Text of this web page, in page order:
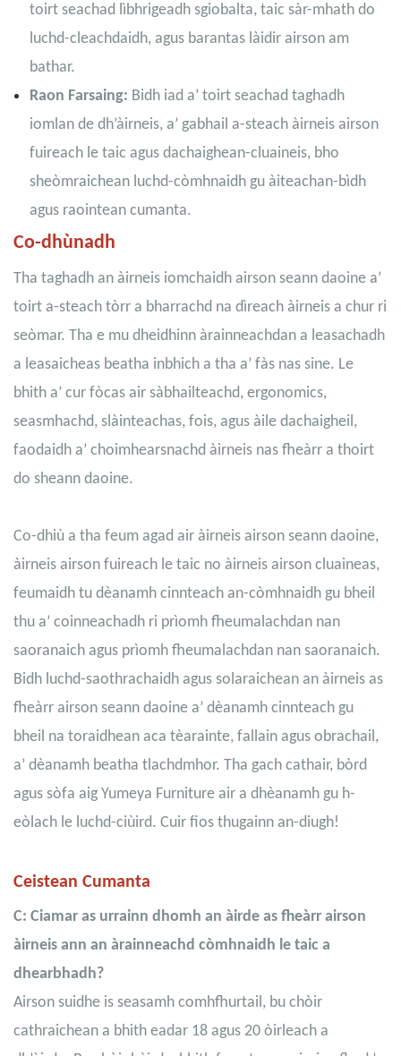
toirt seachad lìbhrigeadh sgiobalta, taic sàr-mhath do
luchd-cleachdaidh, agus barantas làidir airson am
bathar.
Raon Farsaing: Bidh iad a’ toirt seachad taghadh
iomlan de dh’àirneis, a’ gabhail a-steach àirneis airson
fuireach le taic agus dachaighean-cluaineis, bho
sheòmraichean luchd-còmhnaidh gu àiteachan-bìdh
agus raointean cumanta.
Co-dhùnadh
Tha taghadh an àirneis iomchaidh airson seann daoine a’
toirt a-steach tòrr a bharrachd na dìreach àirneis a chur ri
seòmar. Tha e mu dheidhinn àrainneachdan a leasachadh
a leasaicheas beatha inbhich a tha a’ fàs nas sine. Le
bhith a’ cur fòcas air sàbhailteachd, ergonomics,
seasmhachd, slàinteachas, fois, agus àile dachaigheil,
faodaidh a’ choimhearsnachd àirneis nas fheàrr a thoirt
do sheann daoine.
Co-dhiù a tha feum agad air àirneis airson seann daoine,
àirneis airson fuireach le taic no àirneis airson cluaineas,
feumaidh tu dèanamh cinnteach an-còmhnaidh gu bheil
thu a’ coinneachadh ri prìomh fheumalachdan nan
saoranaich agus prìomh fheumalachdan nan saoranaich.
Bidh luchd-saothrachaidh agus solaraichean an àirneis as
fheàrr airson seann daoine a’ dèanamh cinnteach gu
bheil na toraidhean aca tèarainte, fallain agus obrachail,
a’ dèanamh beatha tlachdmhor. Tha gach cathair, bòrd
agus sòfa aig Yumeya Furniture air a dhèanamh gu h-
eòlach le luchd-ciùird. Cuir fios thugainn an-diugh!
Ceistean Cumanta
C: Ciamar as urrainn dhomh an àirde as fheàrr airson
àirneis ann an àrainneachd còmhnaidh le taic a
dhearbhadh?
Airson suidhe is seasamh comhfhurtail, bu chòir
cathraichean a bhith eadar 18 agus 20 òirleach a